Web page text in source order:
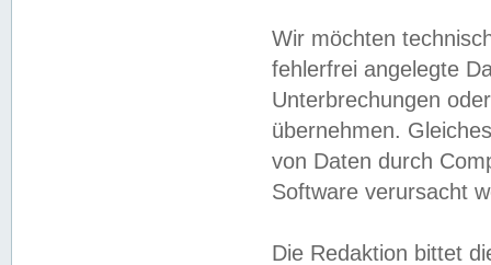
Wir möchten
fehlerfrei angelegte
Unterbrechungen
übernehmen.
von Daten durch
Software verursacht
Die Redaktion bittet